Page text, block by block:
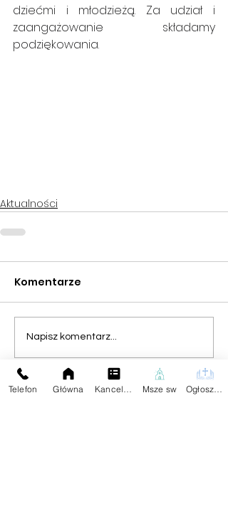
dziećmi i młodzieżą. Za udział i
zaangażowanie składamy
podziękowania.
Aktualności
Komentarze
Napisz komentarz...
Telefon Główna Msze sw